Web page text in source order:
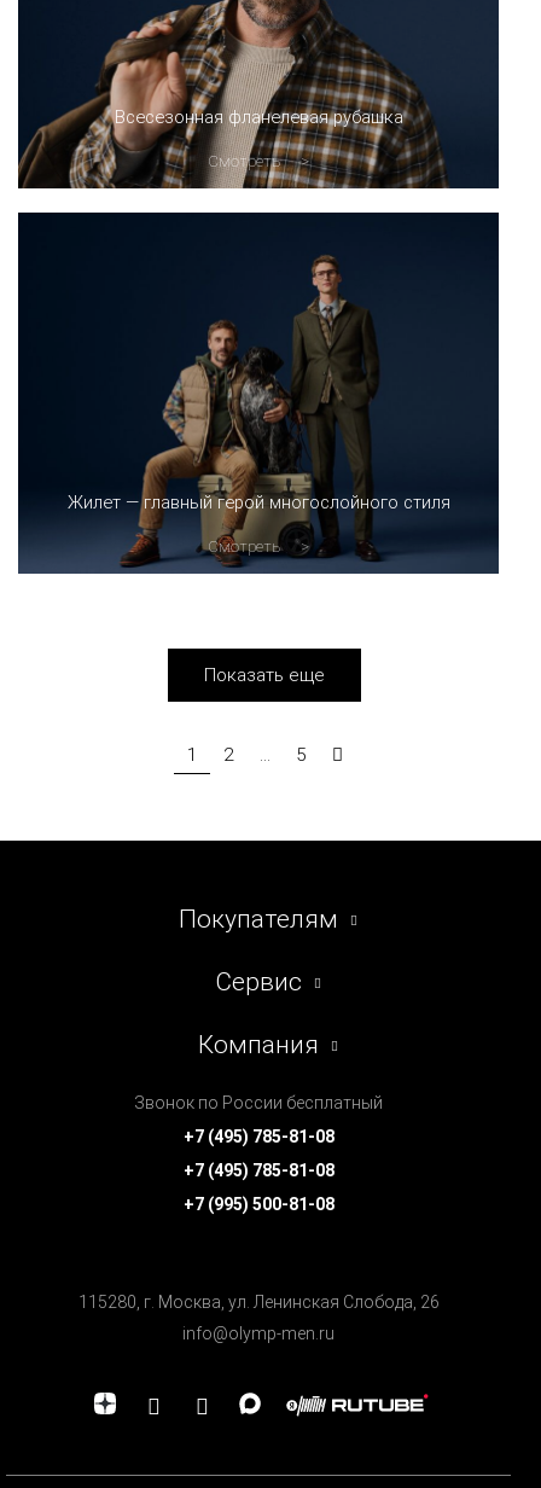
Всесезонная фланелевая рубашка
Смотреть
Жилет — главный герой многослойного стиля
Смотреть
Показать еще
1 2 ... 5
Покупателям
Сервис
Компания
Звонок по России бесплатный
+7 (495) 785-81-08
+7 (495) 785-81-08
+7 (995) 500-81-08
115280, г. Москва, ул. Ленинская Cлобода, 26
info@olymp-men.ru